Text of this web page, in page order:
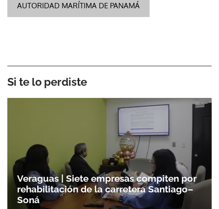
AUTORIDAD MARÍTIMA DE PANAMÁ
Si te lo perdiste
Veraguas | Siete empresas compiten por
rehabilitación de la carretera Santiago–
Soná